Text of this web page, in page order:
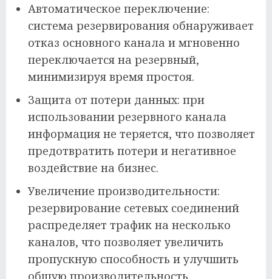
Автоматическое переключение:
система резервирования обнаруживает
отказ основного канала и мгновенно
переключается на резервный,
минимизируя время простоя.
Защита от потери данных: при
использовании резервного канала
информация не теряется, что позволяет
предотвратить потери и негативное
воздействие на бизнес.
Увеличение производительности:
резервирование сетевых соединений
распределяет трафик на несколько
каналов, что позволяет увеличить
пропускную способность и улучшить
общую производительность.